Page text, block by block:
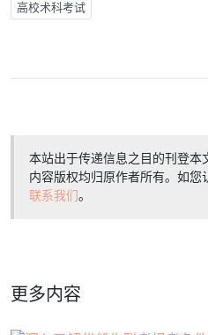
高校术科考试
本站出于传递信息之目的刊登本
内容版权均归原作者所有。如
联系我们。
更多内容